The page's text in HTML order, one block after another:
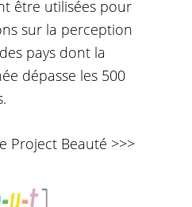
être utilisées pour
sur la perception
pays dont la
dépasse les 500
Project Beauté >>>